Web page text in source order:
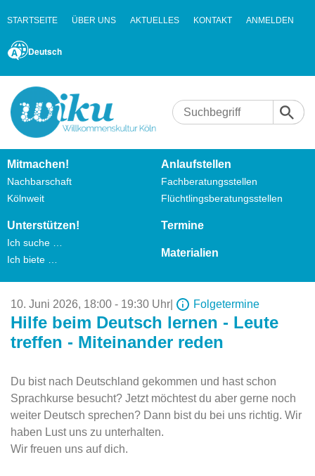
STARTSEITE ÜBER UNS AKTUELLES KONTAKT ANMELDEN
Deutsch
Mitmachen!
Nachbarschaft
Kölnweit
Anlaufstellen
Fachberatungsstellen
Flüchtlingsberatungsstellen
Unterstützen!
Ich suche …
Ich biete …
Termine
Materialien
10. Juni 2026, 18:00 - 19:30 Uhr Folgetermine
Hilfe beim Deutsch lernen - Leute
treffen - Miteinander reden
Du bist nach Deutschland gekommen und hast schon
Sprachkurse besucht? Jetzt möchtest du aber gerne noch
weiter Deutsch sprechen? Dann bist du bei uns richtig. Wir
haben Lust uns zu unterhalten.
Wir freuen uns auf dich.